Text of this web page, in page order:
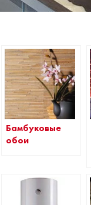
Бамбуковые
обои